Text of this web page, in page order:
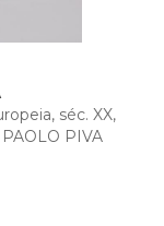
séc. XX,
PIVA